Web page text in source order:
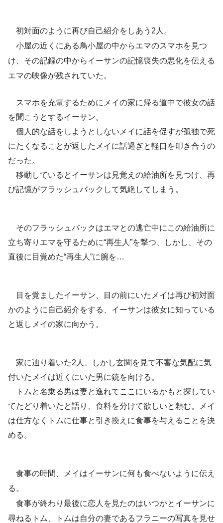
初対面のように再び自己紹介をしあう2人。
小屋の近くにある鳥小屋の中からエマのスマホを見つ
け、その記録の中からイーサンの記憶喪失の悪化を伝える
エマの映像が残されていた。
スマホを充電するためにメイの家に帰る道中で彼女の話
を聞こうとするイーサン。
個人的な話をしようとしないメイに話を促すが孤独で死
にたくなることが返したメイに話過ぎと軽口を叩き合うの
だった。
移動しているとイーサンは見覚えの給油所を見つけ、再
び記憶がフラッシュバックして気絶してしまう。
そのフラッシュバックはエマとの逃亡中にこの給油所に
立ち寄りエマを守るために“再生人”を撃つ、しかし、その
直後に目覚めた“再生人”に腕を…
目を覚ましたイーサン、目の前にいたメイは再び初対面
かのように自己紹介をする、イーサンは彼女に知っている
と返しメイの家に向かう。
家に辿り着いた2人、しかし玄関を見て不審な気配に気
付いたメイは近くにいた男に銃を向ける。
トムと名乗る男は妻と逸れてここにいるかもと探してい
てたどり着いたと語り、食料を分けて欲しいと頼む。メイ
は仕方なくトムに仕事と引き換えに食事を与えることを決
める。
食事の時間、メイはイーサンに何も食べないように伝え
る。
食事が終わり最後に恋人を見たのはいつかとイーサンに
尋ねるトム、トムは自分の妻であるフラニーの写真を見せ